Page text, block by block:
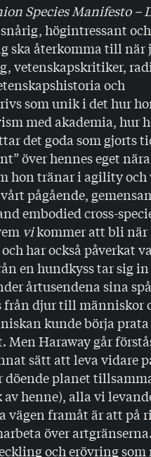
Species Manifesto –
högintressant och
ska återkomma till när
vetenskapskritiker,
och
som unik i det hur
med akademia, hur
det goda som gjorts
över hennes eget nära
hon tränar i agility och
pågående,
embodied cross-
vikommer att bli när
har också påverkat
en hundkyss tar sig
årtusendena sina
från djur till människor
kunde börja
Haraway går
sätt att leva vidare
döende planet
henne), alla vi
vägen framåt är att på
över
och erövring som